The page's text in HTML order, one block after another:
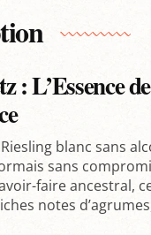
L’Essence
blanc sans
sans
faire ancestral,
notes